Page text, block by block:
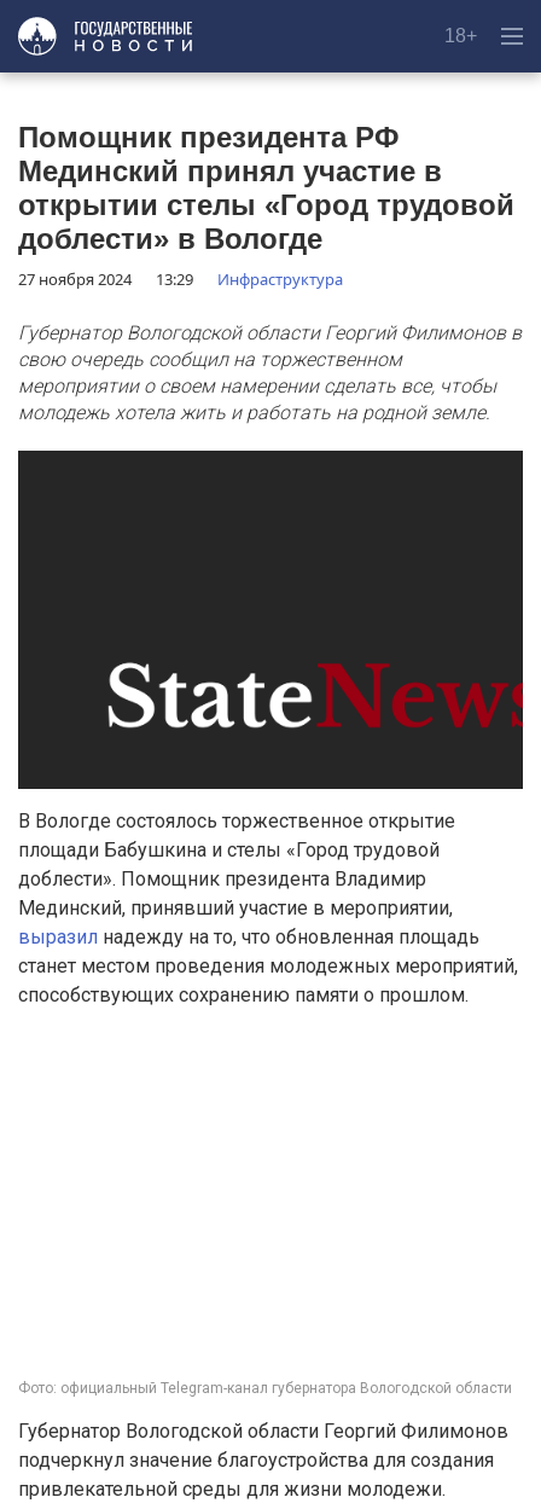
18+
Помощник президента РФ
Мединский принял участие в
открытии стелы «Город трудовой
доблести» в Вологде
27 ноября 2024 13:29 Инфраструктура
Губернатор Вологодской области Георгий Филимонов в
свою очередь сообщил на торжественном
мероприятии о своем намерении сделать все, чтобы
молодежь хотела жить и работать на родной земле.
В Вологде состоялось торжественное открытие
площади Бабушкина и стелы «Город трудовой
доблести». Помощник президента Владимир
Мединский, принявший участие в мероприятии,
выразил надежду на то, что обновленная площадь
станет местом проведения молодежных мероприятий,
способствующих сохранению памяти о прошлом.
Фото: официальный Telegram-канал губернатора Вологодской области
Губернатор Вологодской области Георгий Филимонов
подчеркнул значение благоустройства для создания
привлекательной среды для жизни молодежи.